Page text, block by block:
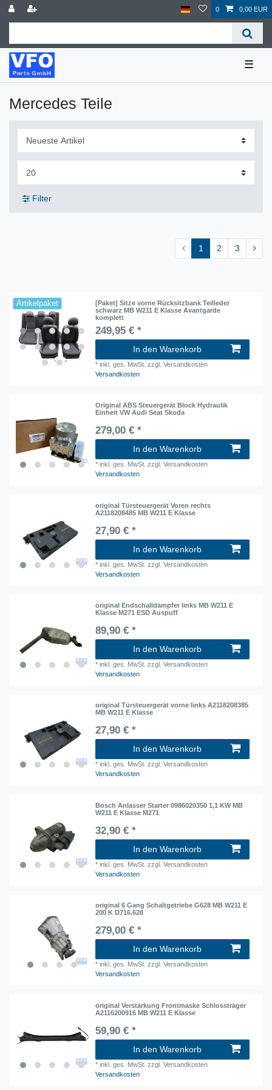
0 0,00 EUR
☰
Mercedes Teile
Filter
1 2 3
Artikelpaket
[Paket] Sitze vorne Rücksitzbank Teilleder
schwarz MB W211 E Klasse Avantgarde
komplett
249,95 € *
In den Warenkorb
*inkl. ges. MwSt. zzgl. Versandkosten
Versandkosten
Original ABS Steuergerät Block Hydraulik
Einheit VW Audi Seat Skoda
279,00 € *
In den Warenkorb
*inkl. ges. MwSt. zzgl. Versandkosten
Versandkosten
original Türsteuergerät Voren rechts
A2118208485 MB W211 E Klasse
27,90 € *
In den Warenkorb
*inkl. ges. MwSt. zzgl. Versandkosten
Versandkosten
original Endschalldämpfer links MB W211 E
Klasse M271 ESD Auspuff
89,90 € *
In den Warenkorb
*inkl. ges. MwSt. zzgl. Versandkosten
Versandkosten
original Türsteuergerät vorne links A2118208385
MB W211 E Klasse
27,90 € *
In den Warenkorb
*inkl. ges. MwSt. zzgl. Versandkosten
Versandkosten
Bosch Anlasser Starter 0986020350 1,1 KW MB
W211 E Klasse M271
32,90 € *
In den Warenkorb
*inkl. ges. MwSt. zzgl. Versandkosten
Versandkosten
original 6 Gang Schaltgetriebe G628 MB W211 E
200 K D716.628
279,00 € *
In den Warenkorb
*inkl. ges. MwSt. zzgl. Versandkosten
Versandkosten
original Verstärkung Frontmaske Schlossträger
A2116200916 MB W211 E Klasse
59,90 € *
In den Warenkorb
*inkl. ges. MwSt. zzgl. Versandkosten
Versandkosten